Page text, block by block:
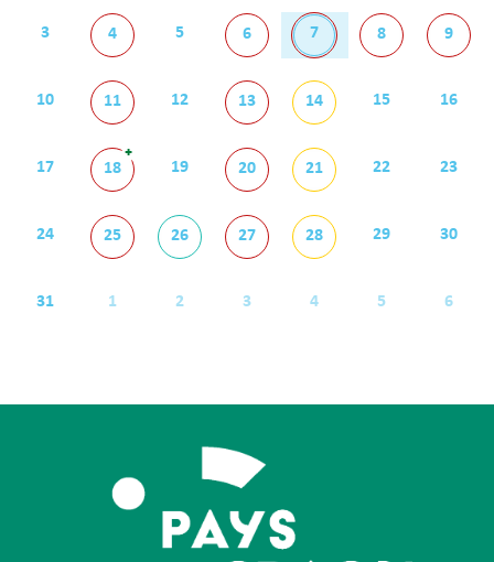
3 4 5 6 7 8 9
10 11 12 13 14 15 16
17 18
+
19 20 21 22 23
24 25 26 27 28 29 30
31 1 2 3 4 5 6